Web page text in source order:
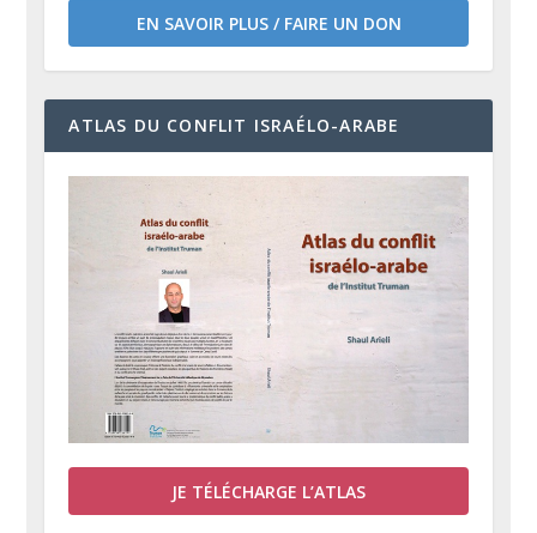
EN SAVOIR PLUS / FAIRE UN DON
ATLAS DU CONFLIT ISRAÉLO-ARABE
JE TÉLÉCHARGE L’ATLAS